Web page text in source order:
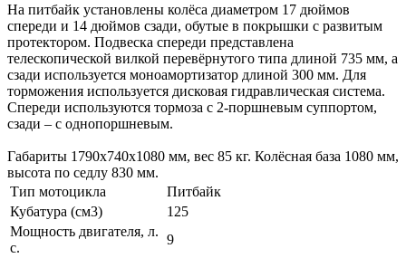
На питбайк установлены колёса диаметром 17 дюймов
спереди и 14 дюймов сзади, обутые в покрышки с развитым
протектором. Подвеска спереди представлена
телескопической вилкой перевёрнутого типа длиной 735 мм, а
сзади используется моноамортизатор длиной 300 мм. Для
торможения используется дисковая гидравлическая система.
Спереди используются тормоза с 2-поршневым суппортом,
сзади – с однопоршневым.
Габариты 1790х740х1080 мм, вес 85 кг. Колёсная база 1080 мм,
высота по седлу 830 мм.
Тип мотоцикла
Питбайк
Кубатура (см3)
125
Мощность двигателя, л.
с.
9